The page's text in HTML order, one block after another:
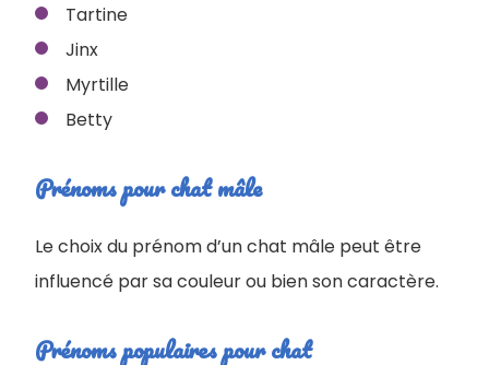
Tartine
Jinx
Myrtille
Betty
Prénoms pour chat mâle
Le choix du prénom d’un chat mâle peut être
influencé par sa couleur ou bien son caractère.
Prénoms populaires pour chat